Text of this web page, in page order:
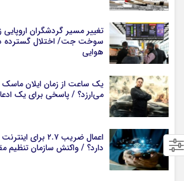
تغییر مسیر گردشگران اروپایی
سوخت جت/ اختلال گسترده
هوایی
می‌ارزد؟ / پاسخی برای یک
اعمال ضریب ۲.۷
دارد؟ / واکنش سازمان تنظیم